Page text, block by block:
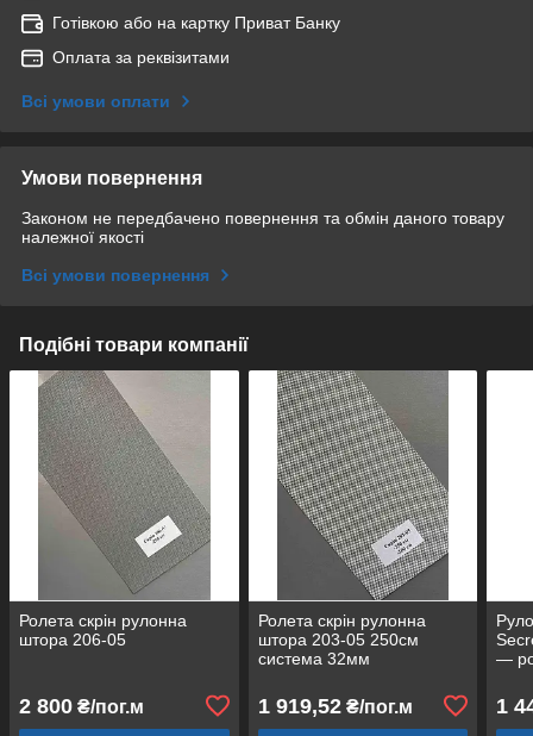
Готівкою або на картку Приват Банку
Оплата за реквізитами
Всі умови оплати
Умови повернення
Законом не передбачено повернення та обмін даного товару
належної якості
Всі умови повернення
Подібні товари компанії
Ролета скрін рулонна
штора 206-05
2 800 ₴/пог.м
Ролета скрін рулонна
штора 203-05 250см
система 32мм
1 919,52₴/пог.м
—
1